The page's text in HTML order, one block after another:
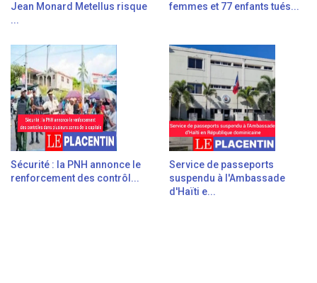
Jean Monard Metellus risque
...
femmes et 77 enfants tués...
Sécurité : la PNH annonce le
renforcement des contrôl...
Service de passeports
suspendu à l'Ambassade
d'Haïti e...